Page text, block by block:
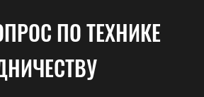
ПО ТЕХНИКЕ